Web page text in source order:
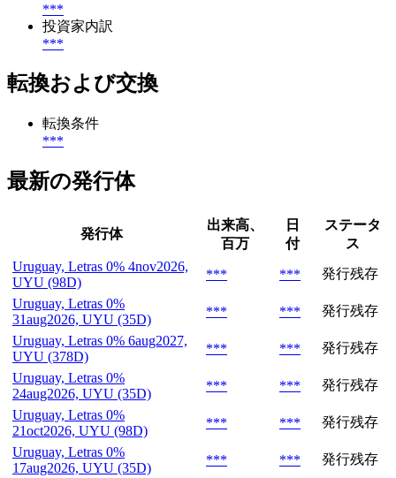
***
投資家内訳
***
転換および交換
転換条件
***
最新の発行体
発行体
出来高、
百万
日
付
ステータ
ス
Uruguay, Letras 0% 4nov2026,
UYU (98D)
*** ***
発行残存
Uruguay, Letras 0%
31aug2026, UYU (35D)
*** ***
発行残存
Uruguay, Letras 0% 6aug2027,
UYU (378D)
*** ***
発行残存
Uruguay, Letras 0%
24aug2026, UYU (35D)
*** ***
発行残存
Uruguay, Letras 0%
21oct2026, UYU (98D)
*** ***
発行残存
Uruguay, Letras 0%
17aug2026, UYU (35D)
*** ***
発行残存